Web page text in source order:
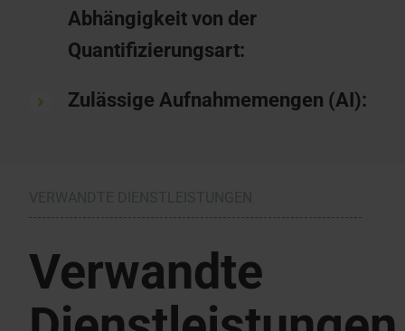
Abhängigkeit von der
Quantifizierungsart:
Zulässige Aufnahmemengen (AI):
Verwandte